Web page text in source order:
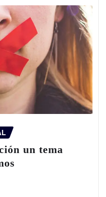
un tema